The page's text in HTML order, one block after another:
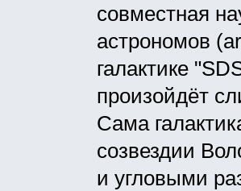
совместная
астрономов
галактике
произойдёт
Сама
созвездии
и угловыми